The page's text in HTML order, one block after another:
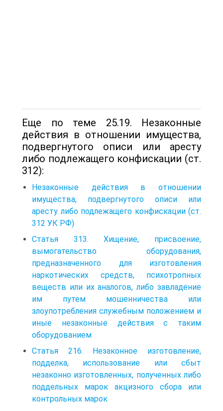
Еще по теме 25.19. Незаконные
действия в отношении имущества,
подвергнутого описи или аресту
либо подлежащего конфискации (ст.
312):
Незаконные действия в отношении
имущества, подвергнутого описи или
аресту либо подлежащего конфискации (ст.
312 УК РФ)
Статья 313. Хищение, присвоение,
вымогательство оборудования,
предназначенного для изготовления
наркотических средств, психотропных
веществ или их аналогов, либо завладение
им путем мошенничества или
злоупотребления служебным положением и
иные незаконные действия с таким
оборудованием
Статья 216. Незаконное изготовление,
подделка, использование или сбыт
незаконно изготовленных, полученных либо
поддельных марок акцизного сбора или
контрольных марок